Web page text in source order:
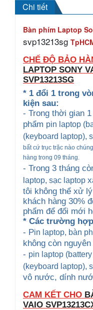
Chi tiết
Bàn phím Laptop
svp13213sg
CHẾ ĐỘ BẢO
LAPTOP SONY
SVP13213SG
* 1 đổi 1 trong
kiện sau:
- Trong thời gian
phẩm pin laptop
(keyboard laptop),
bất cứ trục trặc nào
hàng trong 09 tháng.
- Trong 3 tháng
laptop, sạc laptop
tôi không thể xử
khách hàng 30%
phẩm để đổi mới
* Các trường
- Pin laptop, bàn
không còn nguyên
- pin laptop
(keyboard laptop),
vô nước, dính
CAM KẾT CHO
VAIO